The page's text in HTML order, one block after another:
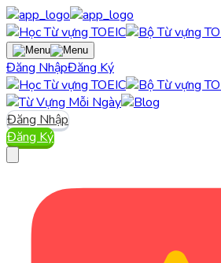
Đăng NhậpĐăng Ký
Đăng Nhập
Đăng Ký